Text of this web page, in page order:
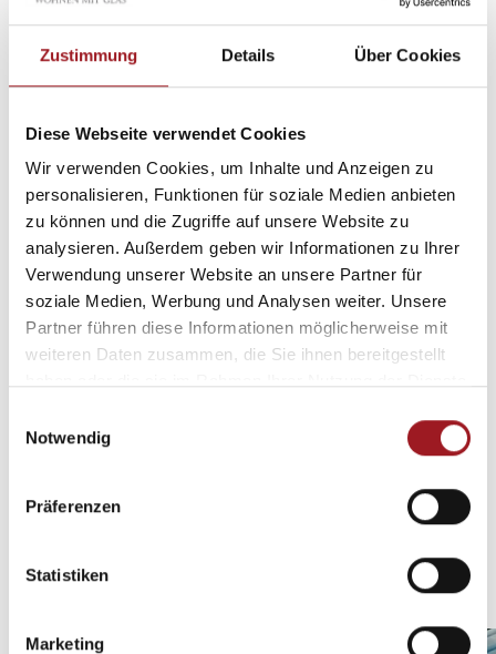
Zustimmung Details Über Cookies
Diese Webseite verwendet Cookies
Wir verwenden Cookies, um Inhalte und Anzeigen zu
personalisieren, Funktionen für soziale Medien anbieten
zu können und die Zugriffe auf unsere Website zu
analysieren. Außerdem geben wir Informationen zu Ihrer
Verwendung unserer Website an unsere Partner für
soziale Medien, Werbung und Analysen weiter. Unsere
Partner führen diese Informationen möglicherweise mit
weiteren Daten zusammen, die Sie ihnen bereitgestellt
Notwendig
Präferenzen
Statistiken
Marketing
Nähere Infos :
www.gugelfuss.de
Downloads
Entdecken Sie praktischeBedienungsanleitungen,
Pflege- und Sicherheitsinfos, Flyer und mehrzum
Das könnte Sie auch interessieren